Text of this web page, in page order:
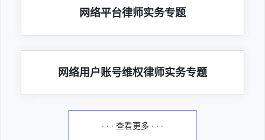
网络平台律师实务专题
网络用户账号维权律师实务专题
· · · 查看更多 · · ·